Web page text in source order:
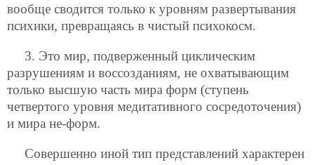
вообще сводится только к уровням развертывания
психики, превращаясь в чистый психокосм.
3. Это мир, подверженный циклическим
разрушениям и воссозданиям, не охватывающим
только высшую часть мира форм (ступень
четвертого уровня медитативного сосредоточения)
и мира не-форм.
Совершенно иной тип представлений характерен